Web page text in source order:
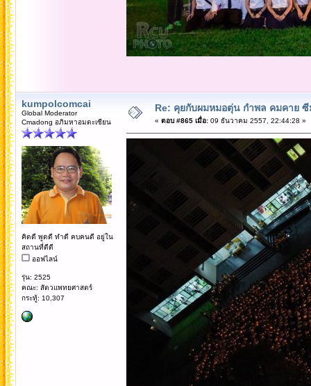
kumpolcomcai
Global Moderator
Cmadong อภิมหาอมตะเซียน
คิดดี พูดดี ทำดี คบคนดี อยู่ใน
สถานที่ดีดี
ออฟไลน์
รุ่น: 2525
คณะ: สัตวแพทยศาสตร์
กระทู้: 10,307
Re: คุยกับผมหมอตุ่น กำพล คมคาย
« ตอบ #865 เมื่อ:09 ธันวาคม 2557, 22:44:28 »